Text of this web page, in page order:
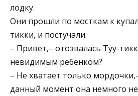
лодку.
Они прошли по мосткам к
тикки, и постучали.
– Привет,– отозвалась Туу-
невидимым ребенком?
– Не хватает только
данный момент она немного не